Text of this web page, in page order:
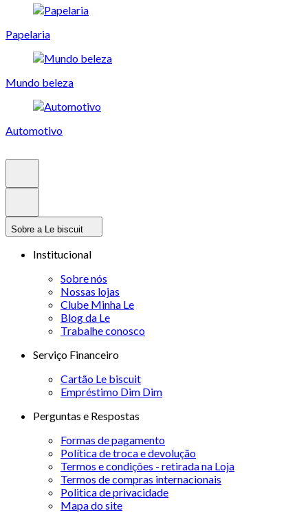
Papelaria
Mundo beleza
Automotivo
Sobre a Le biscuit
Institucional
Sobre nós
Nossas lojas
Clube Minha Le
Blog da Le
Trabalhe conosco
Serviço Financeiro
Cartão Le biscuit
Empréstimo Dim Dim
Perguntas e Respostas
Formas de pagamento
Política de troca e devolução
Termos e condições - retirada na Loja
Termos de compras internacionais
Politica de privacidade
Mapa do site